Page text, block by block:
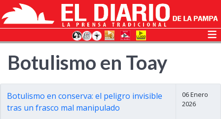
Botulismo en Toay
Botulismo en conserva: el peligro invisible
tras un frasco mal manipulado
06 Enero
2026